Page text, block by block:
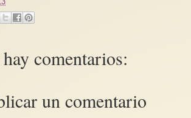
comentarios:
un comentario